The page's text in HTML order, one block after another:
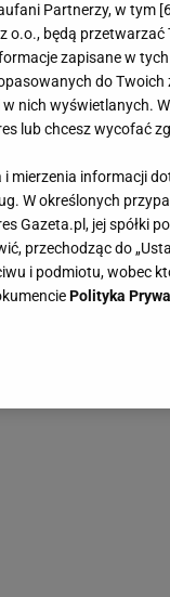
Partnerzy, w tym [
o.o., będą
zapisane w
do
nich wyświetlanych.
lub chcesz wycofać
mierzenia informacji
W określonych
Gazeta.pl, jej spółki
przechodząc do
i podmiotu, wobec
Polityka
plików cookie
w każdej chwili